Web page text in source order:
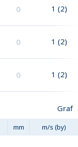
0 1 (2)
0 1 (2)
0 1 (2)
Graf
mm m/s (by)